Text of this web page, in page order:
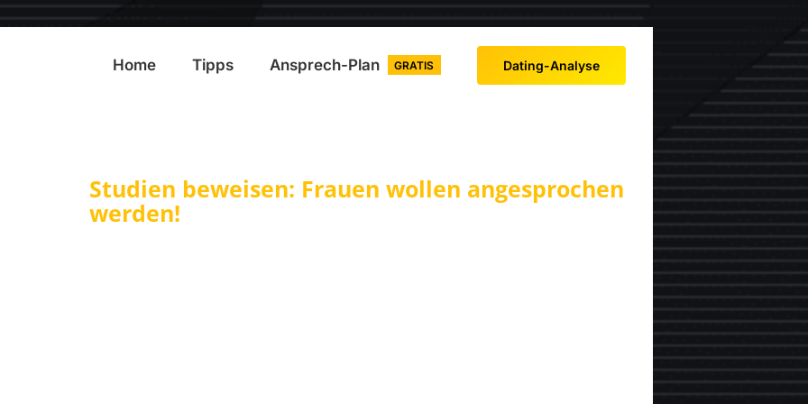
Home Tipps Ansprech-Plan GRATIS Dating-Analyse
Studien beweisen: Frauen wollen angesprochen
werden!